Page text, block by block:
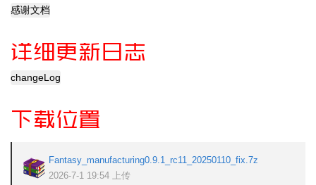
感谢文档
详细更新日志
changeLog
下载位置
Fantasy_manufacturing0.9.1_rc11_20250110_fix.7z
2026-7-1 19:54 上传